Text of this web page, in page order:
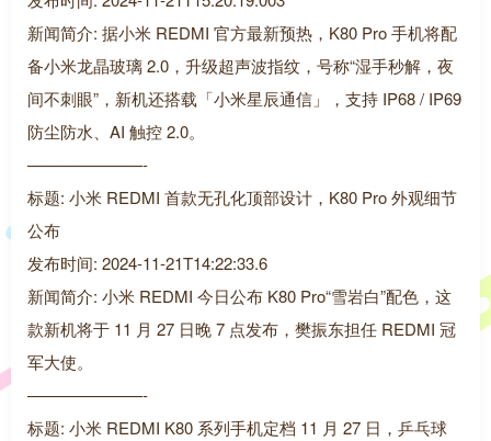
新闻简介: 据小米 REDMI 官方最新预热，K80 Pro 手机将配
备小米龙晶玻璃 2.0，升级超声波指纹，号称“湿手秒解，夜
间不刺眼”，新机还搭载「小米星辰通信」，支持 IP68 / IP69
防尘防水、AI 触控 2.0。
———————-
标题: 小米 REDMI 首款无孔化顶部设计，K80 Pro 外观细节
公布
发布时间: 2024-11-21T14:22:33.6
新闻简介: 小米 REDMI 今日公布 K80 Pro“雪岩白”配色，这
款新机将于 11 月 27 日晚 7 点发布，樊振东担任 REDMI 冠
军大使。
———————-
标题: 小米 REDMI K80 系列手机定档 11 月 27 日，乒乓球